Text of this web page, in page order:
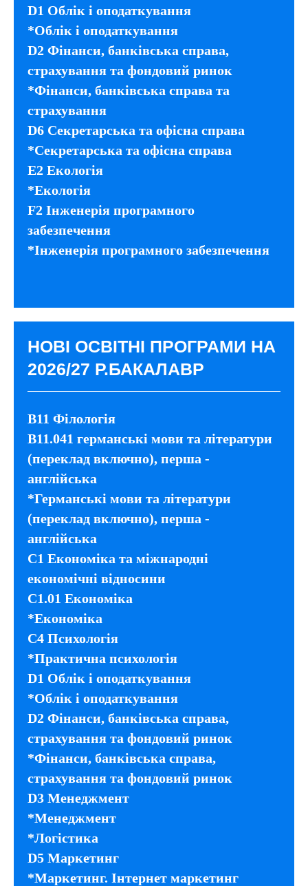
D1 Облік і оподаткування
*Облік і оподаткування
D2 Фінанси, банківська справа,
страхування та фондовий ринок
*Фінанси, банківська справа та
страхування
D6 Секретарська та офісна справа
*Секретарська та офісна справа
E2 Екологія
*Екологія
F2 Інженерія програмного
забезпечення
*Інженерія програмного забезпечення
НОВІ ОСВІТНІ ПРОГРАМИ НА
2026/27 Р.БАКАЛАВР
B11 Філологія
B11.041 германські мови та літератури
(переклад включно), перша -
англійська
*Германські мови та літератури
(переклад включно), перша -
англійська
C1 Економіка та міжнародні
економічні відносини
С1.01 Економіка
*Економіка
C4 Психологія
*Практична психологія
D1 Облік і оподаткування
*Облік і оподаткування
D2 Фінанси, банківська справа,
страхування та фондовий ринок
*Фінанси, банківська справа,
страхування та фондовий ринок
D3 Менеджмент
*Менеджмент
*Логістика
D5 Маркетинг
*Маркетинг. Інтернет маркетинг